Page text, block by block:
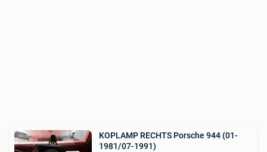
KOPLAMP RECHTS Porsche 944 (01-
1981/07-1991)